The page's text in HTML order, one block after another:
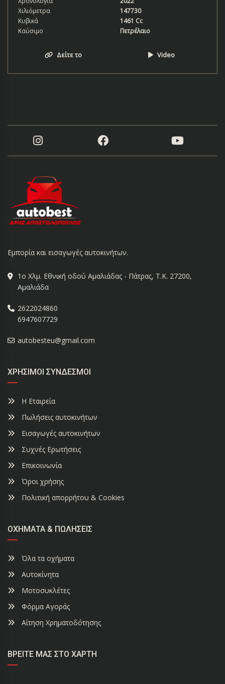
Χιλιόμετρα
147730
Κυβικά
1461 Cc
Καύσιμο
Πετρέλαιο
Δείτε το Video
Εμπορία και εισαγωγές αυτοκινήτων.
1ο Χλμ. Εθνική οδού Αμαλιάδας - Πάτρας, Τ.Κ. 27200,
Αμαλιάδα
2622024860
6947607729
autobesteu@gmail.com
ΧΡΉΣΙΜΟΙ ΣΎΝΔΕΣΜΟΙ
Η Εταιρεία
Πωλήσεις αυτοκινήτων
Εισαγωγές αυτοκινήτων
Συχνές Ερωτήσεις
Επικοινωνία
Όροι χρήσης
Πολιτική απορρήτου & Cookies
ΟΧΉΜΑΤΑ & ΠΩΛΉΣΕΙΣ
Όλα τα οχήματα
Αυτοκίνητα
Μοτοσυκλέτες
Φόρμα Αγοράς
Αίτηση Χρηματοδότησης
ΒΡΕΊΤΕ ΜΑΣ ΣΤΟ ΧΆΡΤΗ